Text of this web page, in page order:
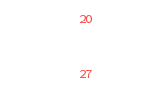
20
27